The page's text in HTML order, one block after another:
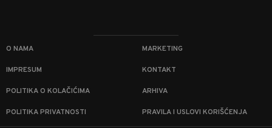
O NAMA MARKETING
IMPRESUM KONTAKT
POLITIKA O KOLAČIĆIMA ARHIVA
POLITIKA PRIVATNOSTI PRAVILA I USLOVI KORIŠĆENJA